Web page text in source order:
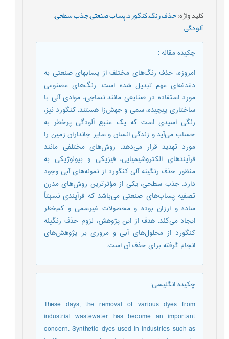
کلید واژه:حذف رنگ,کنگورد,پساب صنعتی,جذب سطحی,
آلودگی,
چکیده مقاله:
امروزه، حذف رنگ‌های مختلف از پسابهای صنعتی به
دغدغه‌ای مهم تبدیل شده است. رنگ‌های مصنوعی
مورد استفاده در صنایعی مانند نساجی، موادی آلی با
ساختاری پیچیده، سمی و جهش‌زا هستند. کنگورد نیز،
رنگی اسیدی است که یک منبع آلودگی پرخطر به
حساب می‌آید و زندگی انسان و سایر جانداران زمین را
مورد تهدید قرار می‌دهد. روش‌های مختلفی مانند
فرآیندهای الکتروشیمیایی، فیزیکی و بیولوژیکی به
منظور حذف رنگینه آلی کنگورد از نمونه‌های آبی وجود
دارد. جذب سطحی، یکی از مؤثرترین روش‌های مدرن
تصفیه پساب‌های صنعتی می‌باشد که فرآیندی نسبتاً
ساده و ارزان بوده و محصولات غیرسمی و کم‌خطر
ایجاد می‌کند. هدف از این پژوهش، لزوم حذف رنگینه
کنگورد از محلول‌های آبی و مروری بر پژوهش‌های
انجام گرفته برای حذف آن است.
چکیده انگلیسی:
These days, the removal of various dyes from
industrial wastewater has become an important
concern. Synthetic dyes used in industries such as